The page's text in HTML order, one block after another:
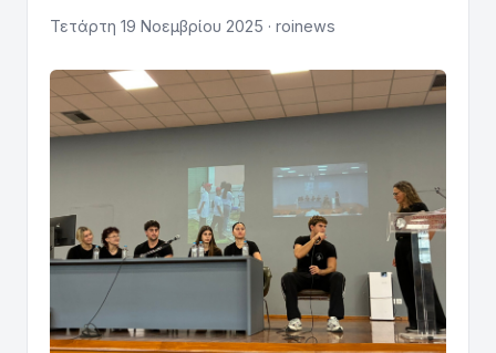
Τετάρτη 19 Νοεμβρίου 2025 · roinews